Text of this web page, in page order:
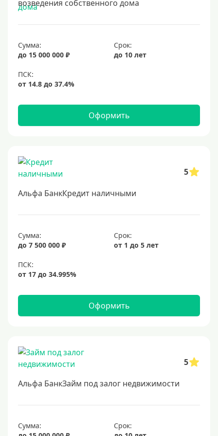
15 лет
20 лет
30 лет
2 месяца
Низкий процент
4%
5%
6,9%
8%
13%
14%
15%
18%
возведения собственного дома
Сумма:
до 15 000 000 ₽
Срок:
до 10 лет
Оформить
5
Альфа БанкКредит наличными
Сумма:
до 7 500 000 ₽
Срок:
от 1 до 5 лет
Оформить
5
Альфа БанкЗайм под залог недвижимости
Сумма:
Срок: